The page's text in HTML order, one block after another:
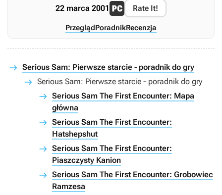
22 marca 2001 Rate It!
PrzeglądPoradnikRecenzja
Serious Sam: Pierwsze starcie - poradnik do gry
Serious Sam: Pierwsze starcie - poradnik do gry
Serious Sam The First Encounter: Mapa
główna
Serious Sam The First Encounter:
Hatshepshut
Serious Sam The First Encounter:
Piaszczysty Kanion
Serious Sam The First Encounter: Grobowiec
Ramzesa